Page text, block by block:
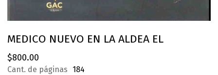
MEDICO NUEVO EN LA ALDEA EL
$800.00
Cant. de páginas
184